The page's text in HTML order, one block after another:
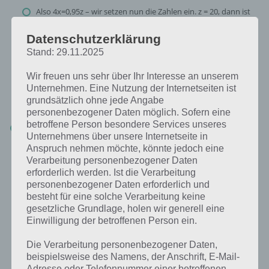
Also 4x=0,95z – wir setzen nun die Zahlen ein. z = 20, dann ist
Letztlich erkennen wir, dass nur z = 80 sein kann, da 4x somit
76 ist. Dies durch 4 geteilt ergibt 19.
Wir haben also 19 Kaninchen und 80 Spatzen. Für 100 Tiere
fehlt also nur noch 1 Huhn. Somit geben wir die Lösung ein 19
1 80 (zunächst Kaninchen, dann Hühner, dann Spatzen), also
19180.
Seite 40:1013
Abschließend nochmal Blöcke zählen. Hierbei zunächst die
grünen und dann die orangenen. Wihtig dabei: Alle nicht
sichtbaren sind gelb. Wir zählen also 10 grüne und 13 gelbe. Die
Lösung lautet also: 1013.
Auf der nächsten Seite geht es nun mit der Lösung zu Level 41 bis 50
weiter.
Datenschutzerklärung
Stand: 29.11.2025
Wir freuen uns sehr über Ihr Interesse an unserem
Unternehmen. Eine Nutzung der Internetseiten ist
grundsätzlich ohne jede Angabe
personenbezogener Daten möglich. Sofern eine
betroffene Person besondere Services unseres
Unternehmens über unsere Internetseite in
Anspruch nehmen möchte, könnte jedoch eine
Verarbeitung personenbezogener Daten
erforderlich werden. Ist die Verarbeitung
personenbezogener Daten erforderlich und
besteht für eine solche Verarbeitung keine
gesetzliche Grundlage, holen wir generell eine
Einwilligung der betroffenen Person ein.
Die Verarbeitung personenbezogener Daten,
beispielsweise des Namens, der Anschrift, E-Mail-